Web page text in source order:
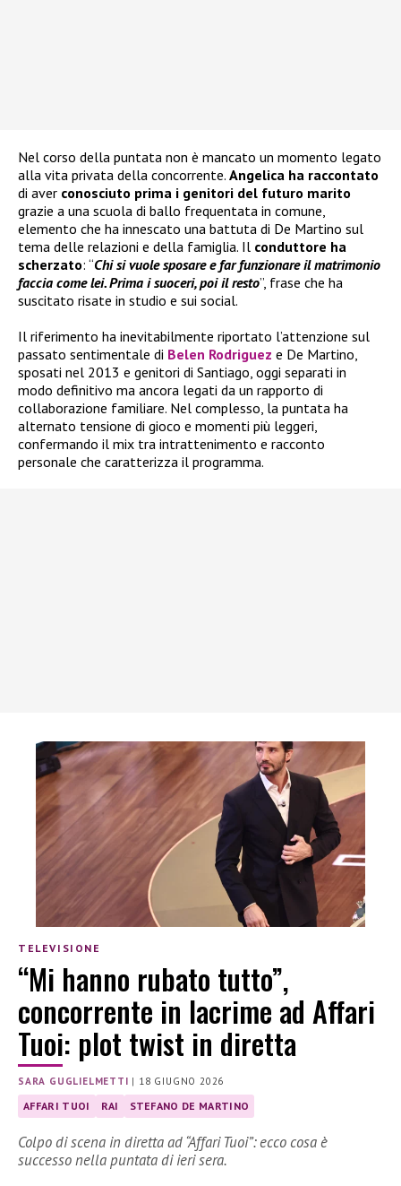
Nel corso della puntata non è mancato un momento legato
alla vita privata della concorrente. Angelica ha raccontato
di aver conosciuto prima i genitori del futuro marito
grazie a una scuola di ballo frequentata in comune,
elemento che ha innescato una battuta di De Martino sul
tema delle relazioni e della famiglia. Il conduttore ha
scherzato: “Chi si vuole sposare e far funzionare il matrimonio
faccia come lei. Prima i suoceri, poi il resto”, frase che ha
suscitato risate in studio e sui social.
Il riferimento ha inevitabilmente riportato l’attenzione sul
passato sentimentale di Belen Rodriguez e De Martino,
sposati nel 2013 e genitori di Santiago, oggi separati in
modo definitivo ma ancora legati da un rapporto di
collaborazione familiare. Nel complesso, la puntata ha
alternato tensione di gioco e momenti più leggeri,
confermando il mix tra intrattenimento e racconto
personale che caratterizza il programma.
TELEVISIONE
“Mi hanno rubato tutto”,
concorrente in lacrime ad Affari
Tuoi: plot twist in diretta
SARA GUGLIELMETTI | 18 GIUGNO 2026
AFFARI TUOI RAI STEFANO DE MARTINO
Colpo di scena in diretta ad “Affari Tuoi”: ecco cosa è
successo nella puntata di ieri sera.